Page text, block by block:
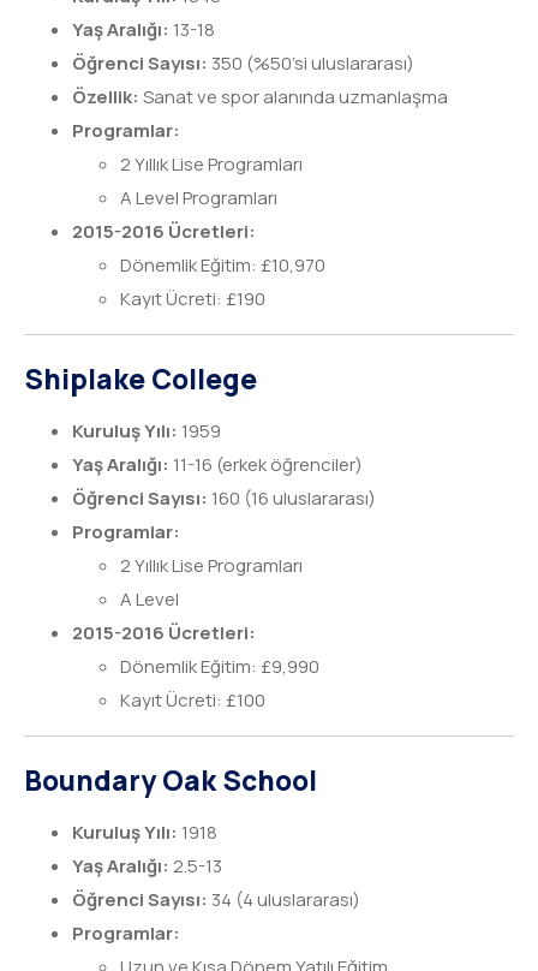
Yaş Aralığı: 13-18
Öğrenci Sayısı: 350 (%50’si uluslararası)
Özellik: Sanat ve spor alanında uzmanlaşma
Programlar:
2 Yıllık Lise Programları
A Level Programları
2015-2016 Ücretleri:
Dönemlik Eğitim: £10,970
Kayıt Ücreti: £190
Shiplake College
Kuruluş Yılı: 1959
Yaş Aralığı: 11-16 (erkek öğrenciler)
Öğrenci Sayısı: 160 (16 uluslararası)
Programlar:
2 Yıllık Lise Programları
A Level
2015-2016 Ücretleri:
Dönemlik Eğitim: £9,990
Kayıt Ücreti: £100
Boundary Oak School
Kuruluş Yılı: 1918
Yaş Aralığı: 2.5-13
Öğrenci Sayısı: 34 (4 uluslararası)
Programlar: